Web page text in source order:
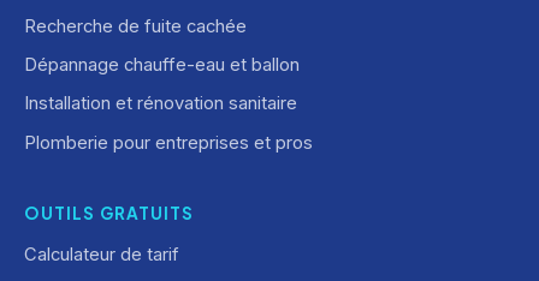
Recherche de fuite cachée
Dépannage chauffe-eau et ballon
Installation et rénovation sanitaire
Plomberie pour entreprises et pros
OUTILS GRATUITS
Calculateur de tarif